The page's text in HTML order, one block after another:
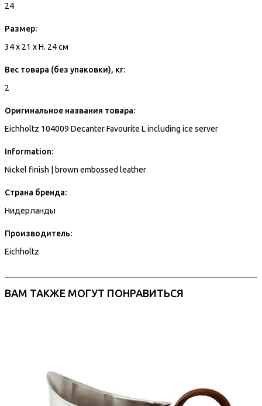
24
Размер:
34 x 21 x H. 24 см
Вес товара (без упаковки), кг:
2
Оригинальное названия товара:
Eichholtz 104009 Decanter Favourite L including ice server
Information:
Nickel finish | brown embossed leather
Страна бренда:
Нидерланды
Производитель:
Eichholtz
ВАМ ТАКЖЕ МОГУТ ПОНРАВИТЬСЯ